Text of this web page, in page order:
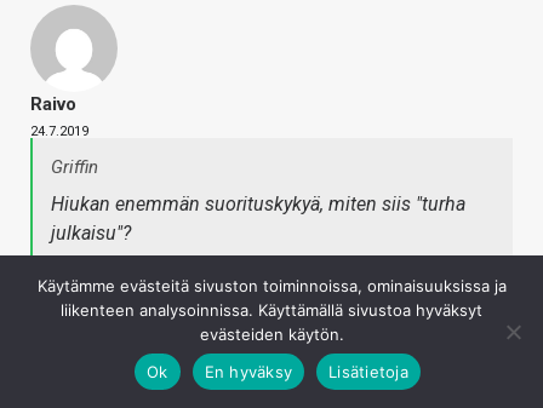
Raivo
24.7.2019
Griffin
Hiukan enemmän suorituskykyä, miten siis "turha
julkaisu"?
saitit testasivat nuo ja totesivat 2080 superin amd:n
kortteja nopeammaksi, jolla on kyllä melkoisen suuri
mainosarvo. Teknisesti myöskin 2080s oli helppo
julkaisu, kun vain otettiin vähän nopeammat
Käytämme evästeitä sivuston toiminnoissa, ominaisuuksissa ja
liikenteen analysoinnissa. Käyttämällä sivustoa hyväksyt
evästeiden käytön.
Ok
En hyväksy Lisätietoja